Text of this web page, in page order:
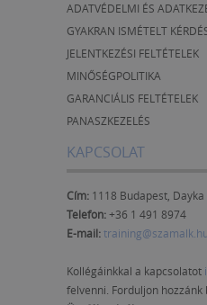
ADATVÉDELMI ÉS
GYAKRAN ISMÉTELT
JELENTKEZÉSI FELTÉTELEK
MINŐSÉGPOLITIKA
GARANCIÁLIS FELTÉTELEK
PANASZKEZELÉS
KAPCSOLAT
Cím: 1118 Budapest, Dayka
Telefon:+36 1 491 8974
E-mail:training@szamalk.hu
Kollégáinkkal a kapcsolatot
felvenni. Forduljon hozzánk